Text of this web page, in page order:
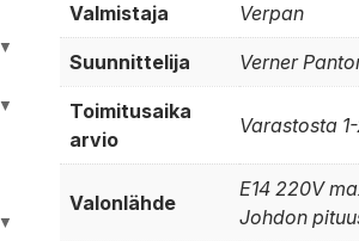
▼
▼
▼
Valmistaja Verpan
Suunnittelija Verner
Toimitusaika
arvio
Varastosta
Valonlähde
E14 220V
Johdon